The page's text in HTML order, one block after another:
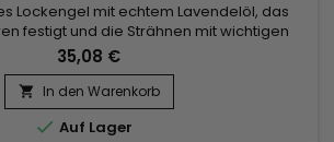
Lockengel mit echtem Lavendelöl, das
festigt und die Strähnen mit wichtigen
Definieren Sie Ihre Locken mit Curl Crush
mit Öl angereichertes Styling-Gel für
Kokosnuss-, Jojoba- und echtem
entwickelt, um lockiges Haar zu definieren
und...
35,08 €
 In den Warenkorb
 Auf Lager